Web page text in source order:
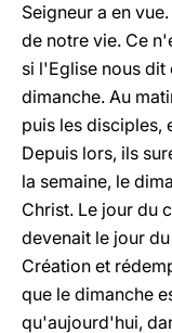
Seigneur a en
de notre vie. Ce
si l'Eglise nous
dimanche. Au
puis les disciples,
Depuis lors, ils
la semaine, le
Christ. Le jour du
devenait le jour
Création et
que le dimanche
qu'aujourd'hui,